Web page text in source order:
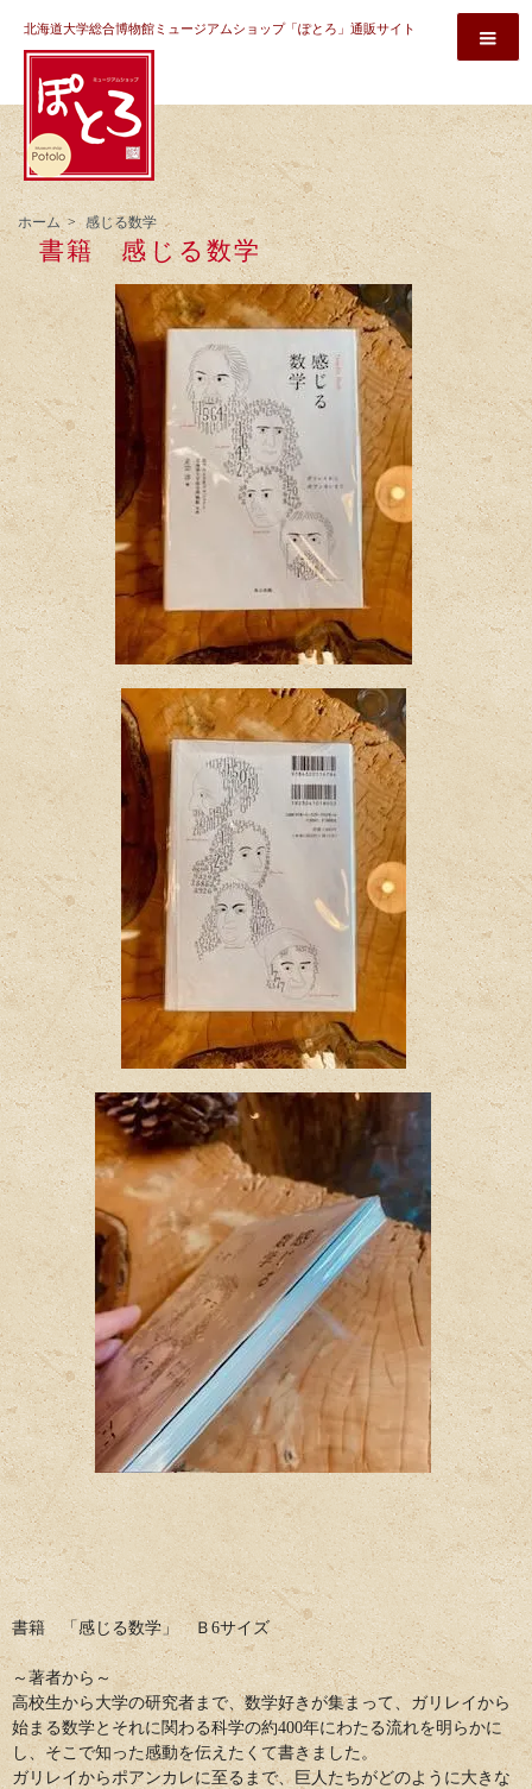
北海道大学総合博物館ミュージアムショップ「ぽとろ」通販サイト
ホーム > 感じる数学
書籍 感じる数学
書籍 「感じる数学」 Ｂ6サイズ
～著者から～
高校生から大学の研究者まで、数学好きが集まって、ガリレイから
始まる数学とそれに関わる科学の約400年にわたる流れを明らかに
し、そこで知った感動を伝えたくて書きました。
ガリレイからポアンカレに至るまで、巨人たちがどのように大きな